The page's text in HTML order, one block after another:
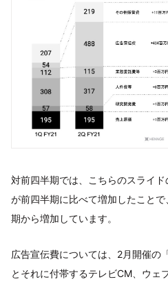
対前四半期では、こちらのスライ
が前四半期に比べて増加したこと
期から増加しています。
広告宣伝費については、2月開催の
とそれに付帯するテレビCM、ウェ